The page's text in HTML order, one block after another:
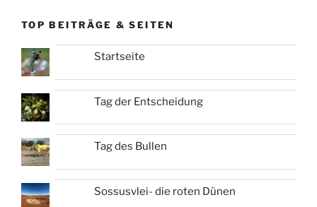
TOP BEITRÄGE & SEITEN
Startseite
Tag der Entscheidung
Tag des Bullen
Sossusvlei- die roten Dünen